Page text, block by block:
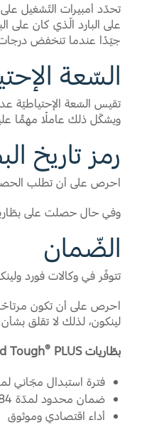
على البارد الّذي كان على
جيّدًا عندما تنخفض درجات
السّعة
تقيس السّعة الإحتياطيّة
ويشكّل ذلك عاملًا مهمًّا
رمز تاريخ
احرص على أن تطلب
وفي حال حصلت على بطّارية
الضّمان
تتوفّر في وكالات فورد
احرص على أن تكون مرتاحًا
لينكون، لذلك لا تقلق
بطّاريات Tested Tough
® PLUS من موتوركرافت
فترة استبدال مجّاني لمدّة 18
ضمان محدود لمدّة 84 شهرًا*
أداء اقتصادي وموثوق